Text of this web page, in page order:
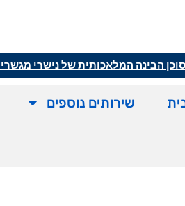
הבינה המלאכותית של נישרי
שירותים נוספים